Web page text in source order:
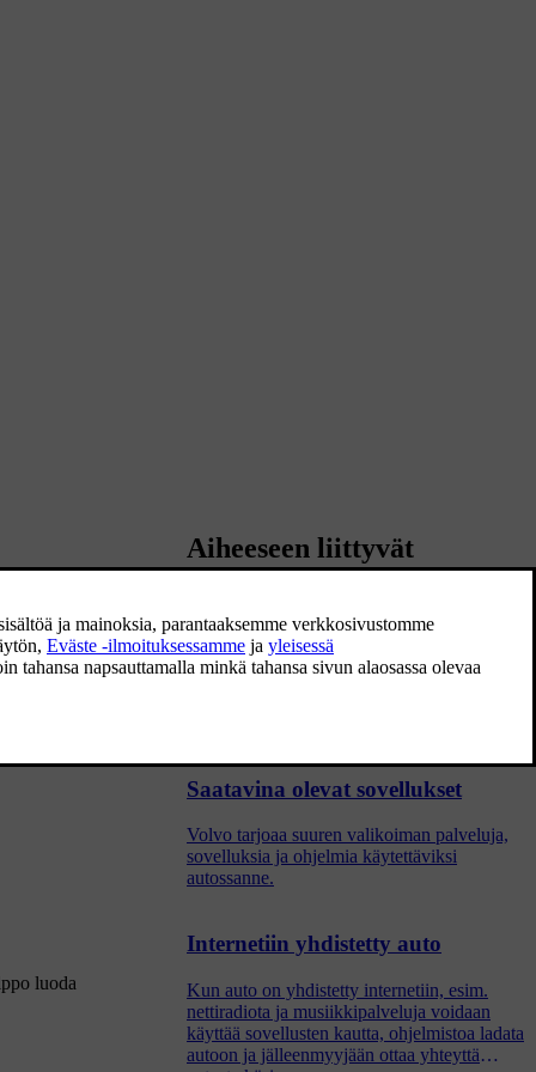
luoda
Aiheeseen liittyvät
artikkelit
Sovellukset
Saatavina olevat sovellukset
Volvo tarjoaa suuren valikoiman palveluja,
sovelluksia ja ohjelmia käytettäviksi
autossanne.
Internetiin yhdistetty auto
Kun auto on yhdistetty internetiin, esim.
nettiradiota ja musiikkipalveluja voidaan
käyttää sovellusten kautta, ohjelmistoa ladata
autoon ja jälleenmyyjään ottaa yhteyttä